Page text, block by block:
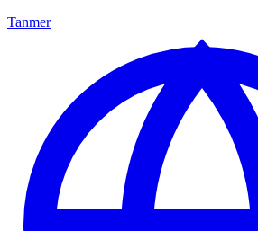
Tanmer